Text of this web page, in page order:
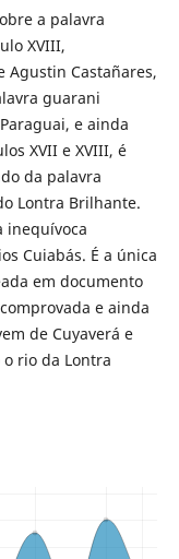
a palavra
XVIII,
Agustin Castañares,
guarani
e ainda
XVII e XVIII, é
da palavra
Lontra Brilhante.
inequívoca
Cuiabás. É a única
em documento
e ainda
de Cuyaverá e
rio da Lontra